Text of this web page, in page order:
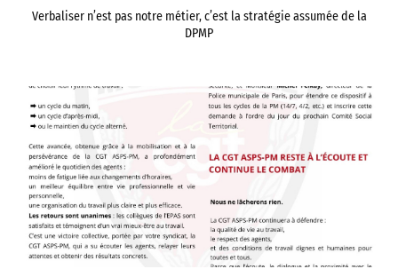
Verbaliser n’est pas notre métier, c’est la stratégie assumée de la
DPMP